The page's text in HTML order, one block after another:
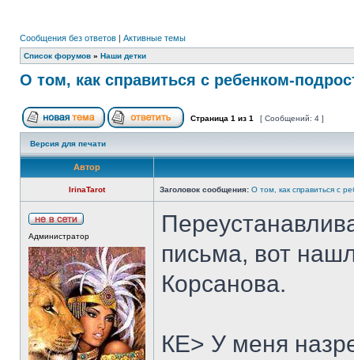
Сообщения без ответов | Активные темы
Список форумов » Наши детки
О том, как справиться с ребенком-
Страница 1 из 1 [ Сообщений: 4 ]
Версия для печати
Автор
IrinaTarot Заголовок сообщения: О том, как справиться с
Администратор
письма, вот
Корсанова.
КЕ> У меня